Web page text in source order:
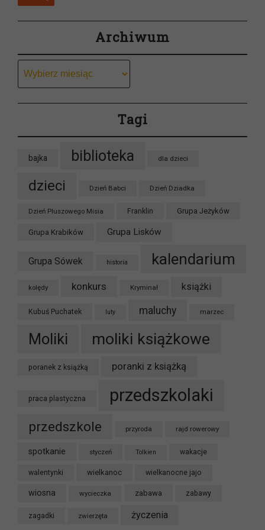
Archiwum
Tagi
bajka biblioteka dla dzieci
dzieci Dzień Babci Dzień Dziadka
Dzień Pluszowego Misia Franklin Grupa Jeżyków
Grupa Krabików Grupa Lisków
Grupa Sówek historia kalendarium
kolędy konkurs Kryminał książki
Kubuś Puchatek luty maluchy marzec
Moliki moliki książkowe
poranek z książką poranki z książką
praca plastyczna przedszkolaki
przedszkole przyroda rajd rowerowy
spotkanie styczeń Tolkien wakacje
walentynki wielkanoc wielkanocne jajo
wiosna wycieczka zabawa zabawy
zagadki zwierzęta życzenia